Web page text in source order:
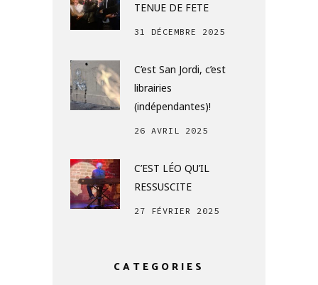
TENUE DE FETE
31 DÉCEMBRE 2025
C’est San Jordi, c’est
librairies
(indépendantes)!
26 AVRIL 2025
C’EST LÉO QU’IL
RESSUSCITE
27 FÉVRIER 2025
CATEGORIES